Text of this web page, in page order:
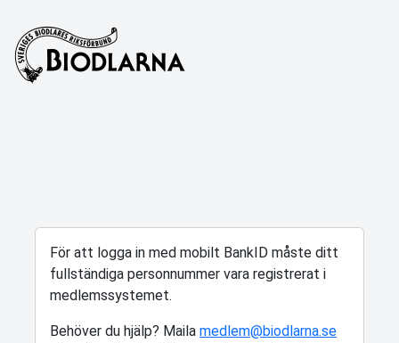
För att logga in med mobilt BankID måste ditt
fullständiga personnummer vara registrerat i
medlemssystemet.
Behöver du hjälp? Maila medlem@biodlarna.se